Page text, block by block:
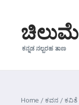
ಚಿಲುಮೆ
ಕನ್ನಡ ನಲ್ಬರಹ ತಾಣ
Home /ಕವನ /ಕವಿತೆ